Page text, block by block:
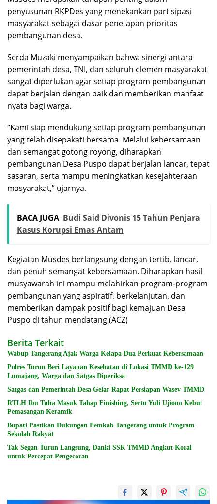
penyusunan RKPDes yang menekankan partisipasi
masyarakat sebagai dasar penetapan prioritas
pembangunan desa.
Serda Muzaki menyampaikan bahwa sinergi antara
pemerintah desa, TNI, dan seluruh elemen masyarakat
sangat diperlukan agar setiap program pembangunan
dapat berjalan dengan baik dan memberikan manfaat
nyata bagi warga.
“Kami siap mendukung setiap program pembangunan
yang telah disepakati bersama. Melalui kebersamaan
dan semangat gotong royong, diharapkan
pembangunan Desa Puspo dapat berjalan lancar, tepat
sasaran, serta mampu meningkatkan kesejahteraan
masyarakat,” ujarnya.
BACA JUGA Budi Said Divonis 15 Tahun Penjara
Kasus Korupsi Emas Antam
Kegiatan Musdes berlangsung dengan tertib, lancar,
dan penuh semangat kebersamaan. Diharapkan hasil
musyawarah ini mampu melahirkan program-program
pembangunan yang aspiratif, berkelanjutan, dan
memberikan dampak positif bagi kemajuan Desa
Puspo di tahun mendatang.(ACZ)
Berita Terkait
Wabup Tangerang Ajak Warga Kelapa Dua Perkuat Kebersamaan
Polres Turun Beri Layanan Kesehatan di Lokasi TMMD ke-129
Lumajang, Warga dan Satgas Diperiksa
Satgas dan Pemerintah Desa Gelar Rapat Persiapan Wasev TMMD
RTLH Ibu Tuha Masuk Tahap Finishing, Sertu Yuli Ujiono Kebut
Pemasangan Keramik
Bupati Pastikan Dukungan Pemkab Tangerang untuk Program
Sekolah Rakyat
Tak Segan Turun Langsung, Danki SSK TMMD Angkut Koral
untuk Percepat Pengecoran